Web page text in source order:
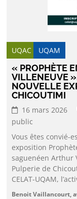
UQAC UQAM
« PROPHÈTE
VILLENEUVE
NOUVELLE
CHICOUTIMI
16 mars 2026
public
Vous êtes convié-
exposition
saguenéen Arthur
Pulperie de
CELAT-UQAM,
Benoit Vaillancourt,